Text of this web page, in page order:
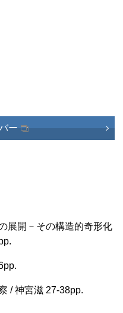
ー
展開－その構造的奇形化
/ 神宮滋 27-38pp.